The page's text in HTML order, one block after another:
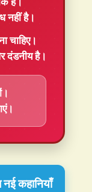
नहीं है।
चाहिए।
दंडनीय है।
कहानियाँ